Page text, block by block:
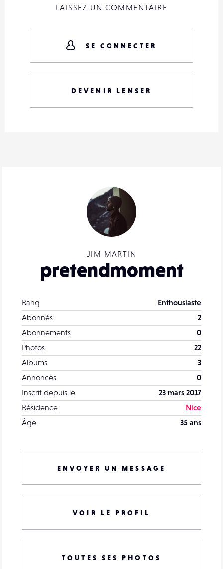
JIM MARTIN
pretendmoment
Rang
Enthousiaste
Abonnés
2
Abonnements
0
Photos
22
Albums
3
Annonces
0
Inscrit depuis le
23 mars 2017
Résidence
Nice
Âge
35 ans
ENVOYER UN MESSAGE
VOIR LE PROFIL
TOUTES SES PHOTOS
LAISSEZ UN COMMENTAIRE
SE CONNECTER
DEVENIR LENSER